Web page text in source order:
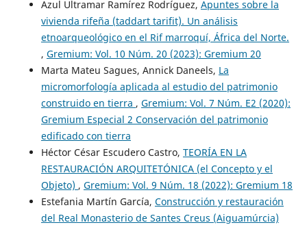
Azul Ultramar Ramírez Rodríguez, Apuntes sobre la
vivienda rifeña (taddart tarifit). Un análisis
etnoarqueológico en el Rif marroquí, África del Norte.
, Gremium: Vol. 10 Núm. 20 (2023): Gremium 20
Marta Mateu Sagues, Annick Daneels, La
micromorfología aplicada al estudio del patrimonio
construido en tierra , Gremium: Vol. 7 Núm. E2 (2020):
Gremium Especial 2 Conservación del patrimonio
edificado con tierra
Héctor César Escudero Castro, TEORÍA EN LA
RESTAURACIÓN ARQUITETÓNICA (el Concepto y el
Objeto) , Gremium: Vol. 9 Núm. 18 (2022): Gremium 18
Estefania Martín García, Construcción y restauración
del Real Monasterio de Santes Creus (Aiguamúrcia)